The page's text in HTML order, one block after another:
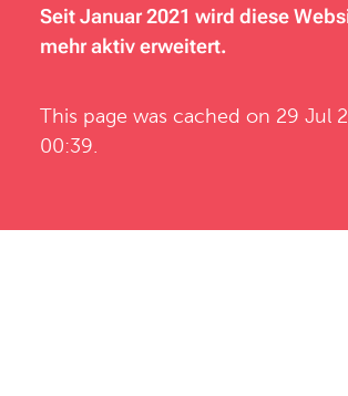
Seit Januar 2021 wird diese
mehr aktiv erweitert.
This page was cached on 29 Jul
00:39.